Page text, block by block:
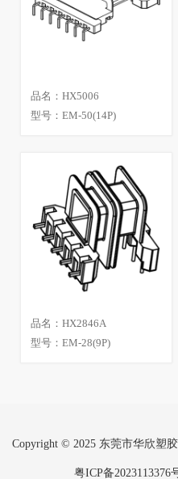
品名：HX5006
型号：EM-50(14P)
品名：HX2846A
型号：EM-28(9P)
Copyright © 2025 东莞市华欣塑
粤ICP备2023113376